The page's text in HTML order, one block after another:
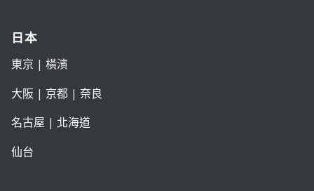
日本
東京 | 橫濱
大阪 | 京都| 奈良
名古屋 | 北海道
仙台